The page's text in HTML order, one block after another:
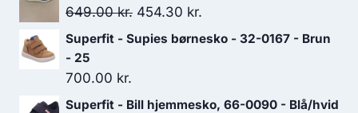
649.00kr. Den
oprindelige
649.00 kr..
454.30 kr.
aktuelle
454.30 kr..
Superfit - Supies børnesko - 32-0167 - Brun
- 25
700.00 kr.
Superfit - Bill hjemmesko, 66-0090 - Blå/hvid